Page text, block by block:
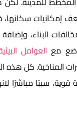
إمكانيات
البناء،
مع العوامل
المناخية. كل
سببًا مباشرًا